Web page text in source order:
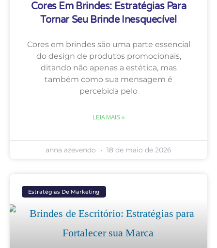
Cores Em Brindes: Estratégias Para
Tornar Seu Brinde Inesquecível
Cores em brindes são uma parte essencial
do design de produtos promocionais,
ditando não apenas a estética, mas
também como sua mensagem é
percebida pelo
LEIA MAIS »
anna azevendo 18 de maio de 2026
Estratégias De Marketing